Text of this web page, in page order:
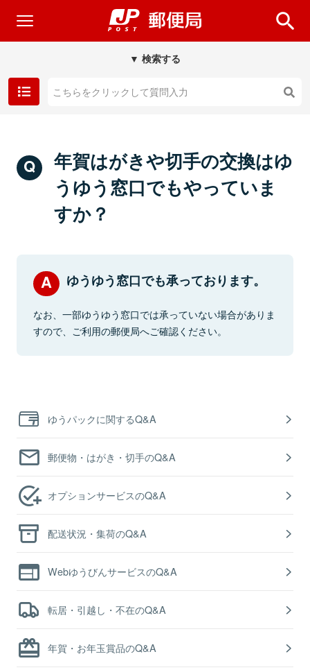
▼ 検索する
年賀はがきや切手の交換はゆ
うゆう窓口でもやっていま
すか？
ゆうゆう窓口でも承っております。
なお、一部ゆうゆう窓口では承っていない場合がありま
すので、ご利用の郵便局へご確認ください。
ゆうパックに関するQ&A
郵便物・はがき・切手のQ&A
オプションサービスのQ&A
配送状況・集荷のQ&A
WebゆうびんサービスのQ&A
転居・引越し・不在のQ&A
年賀・お年玉賞品のQ&A